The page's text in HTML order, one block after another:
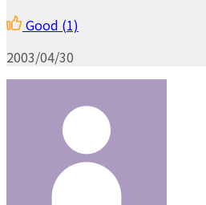
Good (1)
2003/04/30